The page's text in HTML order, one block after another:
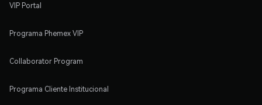
VIP Portal
Programa Phemex VIP
Collaborator Program
Programa Cliente Institucional